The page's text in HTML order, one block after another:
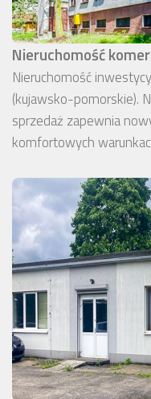
Nieruchomość
Nieruchomość
(kujawsko-pomorskie).
sprzedaż zapewnia
komfortowych